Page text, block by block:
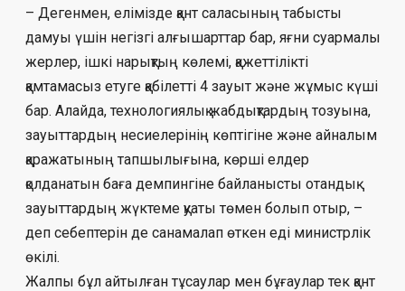
– Дегенмен, елімізде қант саласының та­­бысты
дамуы үшін негізгі алғышарттар бар, яғни суармалы
жерлер, ішкі нарықтың кө­лемі, қажеттілікті
қамтамасыз етуге қа­білетті 4 зауыт және жұмыс күші
бар. Алайда, тех­нологиялық жабдықтардың тозуына,
зауыттардың несиелерінің көптігіне және айналым
қаражатының тапшылығына, көр­ші елдер
қолданатын баға демпингіне бай­ланысты отандық
зауыттардың жүктеме қуа­ты төмен болып отыр, –
деп себептерін де санамалап өткен еді министрлік
өкілі.
Жалпы бұл айтылған тұсаулар мен бұ­ғаулар тек қант